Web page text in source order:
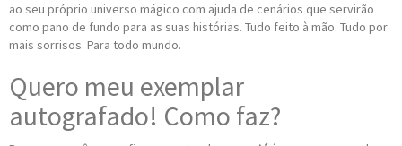
ao seu próprio universo mágico com ajuda de cenários que servirão
como pano de fundo para as suas histórias. Tudo feito à mão. Tudo por
mais sorrisos. Para todo mundo.
Quero meu exemplar
autografado! Como faz?